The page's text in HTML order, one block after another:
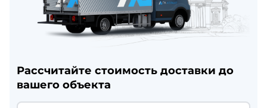
Рассчитайте стоимость доставки до
вашего объекта